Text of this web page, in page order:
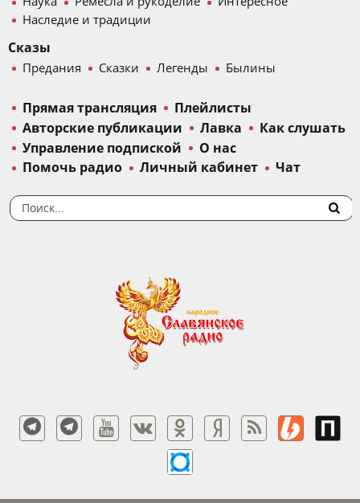
Наследие и традиции
Сказы
Предания Сказки Легенды Былины
Прямая трансляция
Плейлисты
Авторские публикации
Лавка
Как слушать
Управление подпиской
О нас
Помочь радио
Личный кабинет Чат